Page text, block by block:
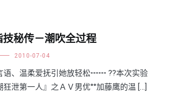
秘传－潮吹全过程
2010-07-04
语、温柔爱抚引她放轻松┅┅ ??本次实验
狂泄第一人』之ＡＶ男优°°加藤鹰的温 […]